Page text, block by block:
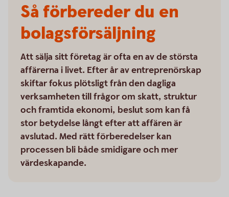
Så förbereder du en
bolagsförsäljning
Att sälja sitt företag är ofta en av de största
affärerna i livet. Efter år av entreprenörskap
skiftar fokus plötsligt från den dagliga
verksamheten till frågor om skatt, struktur
och framtida ekonomi, beslut som kan få
stor betydelse långt efter att affären är
avslutad. Med rätt förberedelser kan
processen bli både smidigare och mer
värdeskapande.